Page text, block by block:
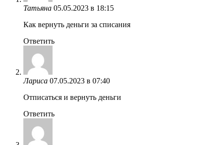
Татьяна 05.05.2023 в 18:15
Как вернуть деньги за списания
Ответить
Лариса 07.05.2023 в 07:40
Отписаться и вернуть деньги
Ответить